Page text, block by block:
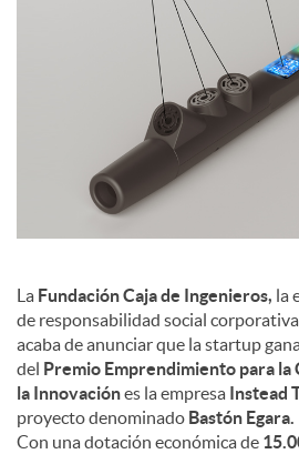
e
n
i
La Fundación Caja de Ingenieros, la
de responsabilidad social
acaba de anunciar que la startup
del Premio Emprendimiento para la
la Innovaciónes la empresa Instead
proyecto denominado Bastón Egara.
Con una dotación económica de